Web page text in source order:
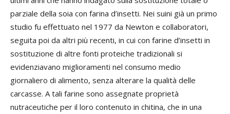
parziale della soia con farina d’insetti. Nei suini già un primo
studio fu effettuato nel 1977 da Newton e collaboratori,
seguita poi da altri più recenti, in cui con farine d’insetti in
sostituzione di altre fonti proteiche tradizionali si
evidenziavano miglioramenti nel consumo medio
giornaliero di alimento, senza alterare la qualità delle
carcasse. A tali farine sono assegnate proprietà
nutraceutiche per il loro contenuto in chitina, che in una